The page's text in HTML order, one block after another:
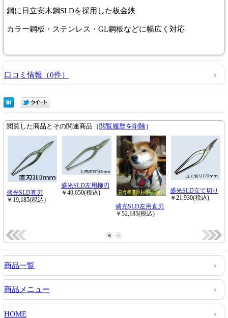
鋼に日立安木鋼SLDを採用した板金鋏
カラー鋼板・ステンレス・GL鋼板などに幅広く対応
口コミ情報（0件）
商品一覧
商品メニュー
HOME